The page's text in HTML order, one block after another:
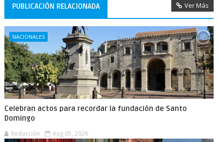
PUBLICACIÓN RELACIONADA Ver Más
NACIONALES
Celebran actos para recordar la fundación de Santo
Domingo
Redacción Aug 05, 2026